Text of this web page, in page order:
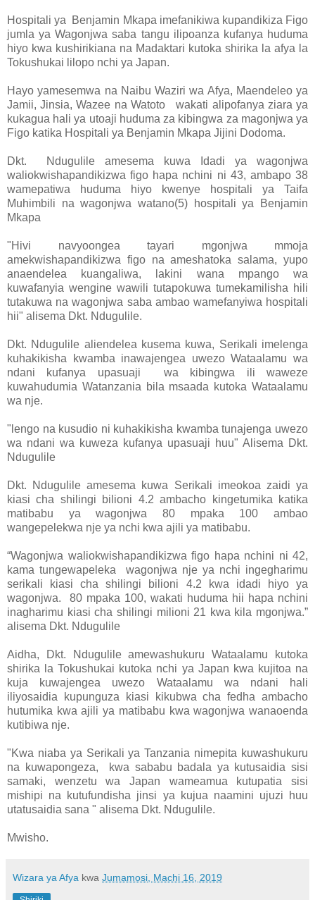
Hospitali ya Benjamin Mkapa imefanikiwa kupandikiza Figo
jumla ya Wagonjwa saba tangu ilipoanza kufanya huduma
hiyo kwa kushirikiana na Madaktari kutoka shirika la afya la
Tokushukai lilopo nchi ya Japan.
Hayo yamesemwa na Naibu Waziri wa Afya, Maendeleo ya
Jamii, Jinsia, Wazee na Watoto wakati alipofanya ziara ya
kukagua hali ya utoaji huduma za kibingwa za magonjwa ya
Figo katika Hospitali ya Benjamin Mkapa Jijini Dodoma.
Dkt. Ndugulile amesema kuwa Idadi ya wagonjwa
waliokwishapandikizwa figo hapa nchini ni 43, ambapo 38
wamepatiwa huduma hiyo kwenye hospitali ya Taifa
Muhimbili na wagonjwa watano(5) hospitali ya Benjamin
Mkapa
"Hivi navyoongea tayari mgonjwa mmoja
amekwishapandikizwa figo na ameshatoka salama, yupo
anaendelea kuangaliwa, lakini wana mpango wa
kuwafanyia wengine wawili tutapokuwa tumekamilisha hili
tutakuwa na wagonjwa saba ambao wamefanyiwa hospitali
hii" alisema Dkt. Ndugulile.
Dkt. Ndugulile aliendelea kusema kuwa, Serikali imelenga
kuhakikisha kwamba inawajengea uwezo Wataalamu wa
ndani kufanya upasuaji wa kibingwa ili waweze
kuwahudumia Watanzania bila msaada kutoka Wataalamu
wa nje.
"lengo na kusudio ni kuhakikisha kwamba tunajenga uwezo
wa ndani wa kuweza kufanya upasuaji huu" Alisema Dkt.
Ndugulile
Dkt. Ndugulile amesema kuwa Serikali imeokoa zaidi ya
kiasi cha shilingi bilioni 4.2 ambacho kingetumika katika
matibabu ya wagonjwa 80 mpaka 100 ambao
wangepelekwa nje ya nchi kwa ajili ya matibabu.
“Wagonjwa waliokwishapandikizwa figo hapa nchini ni 42,
kama tungewapeleka wagonjwa nje ya nchi ingegharimu
serikali kiasi cha shilingi bilioni 4.2 kwa idadi hiyo ya
wagonjwa. 80 mpaka 100, wakati huduma hii hapa nchini
inagharimu kiasi cha shilingi milioni 21 kwa kila mgonjwa.”
alisema Dkt. Ndugulile
Aidha, Dkt. Ndugulile amewashukuru Wataalamu kutoka
shirika la Tokushukai kutoka nchi ya Japan kwa kujitoa na
kuja kuwajengea uwezo Wataalamu wa ndani hali
iliyosaidia kupunguza kiasi kikubwa cha fedha ambacho
hutumika kwa ajili ya matibabu kwa wagonjwa wanaoenda
kutibiwa nje.
"Kwa niaba ya Serikali ya Tanzania nimepita kuwashukuru
na kuwapongeza, kwa sababu badala ya kutusaidia sisi
samaki, wenzetu wa Japan wameamua kutupatia sisi
mishipi na kutufundisha jinsi ya kujua naamini ujuzi huu
utatusaidia sana " alisema Dkt. Ndugulile.
Mwisho.
Wizara ya Afya kwa Jumamosi, Machi 16, 2019